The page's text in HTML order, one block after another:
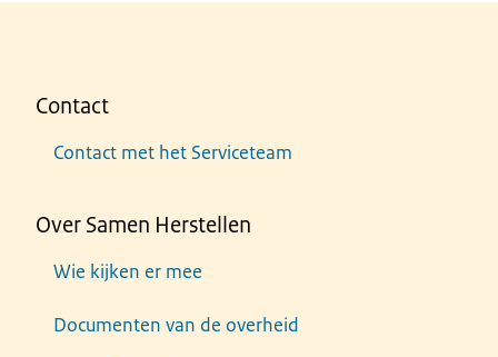
Contact
Contact met het Serviceteam
Over Samen Herstellen
Wie kijken er mee
Documenten van de overheid